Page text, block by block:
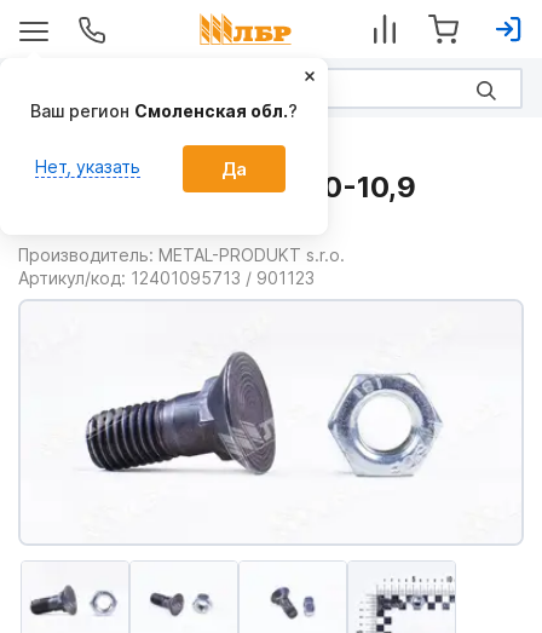
Болт с гайкой M12x40-10,9
Производитель: METAL-PRODUKT s.r.o.
Артикул/код: 12401095713 / 901123
Ваш регион Смоленская обл.?
Нет, указать Да